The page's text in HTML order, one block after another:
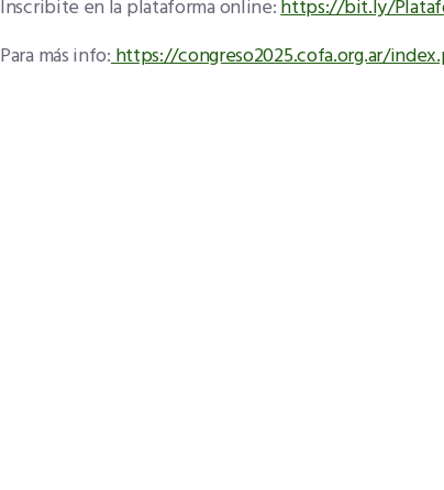
Inscribite en la plataforma online:https://bit.ly/
Para más info:https://congreso2025.cofa.org.ar/